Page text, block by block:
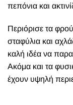
πεπόνια και
Περιόρισε τα
σταφύλια και
καλή ιδέα να
Ακόμα και τα
έχουν υψηλή